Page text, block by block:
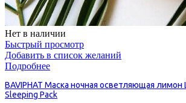
Нет в наличии
Быстрый просмотр
Добавить в список желаний
Подробнее
BAVIPHAT Маска ночная осветляющая лимон
Sleeping Pack